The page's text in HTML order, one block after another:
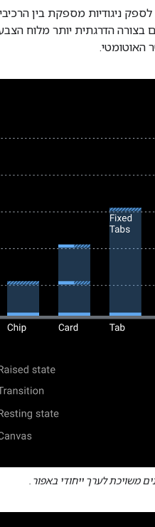
ניגודיות מספקת בין
משויכת לערך ייחודי באפור.